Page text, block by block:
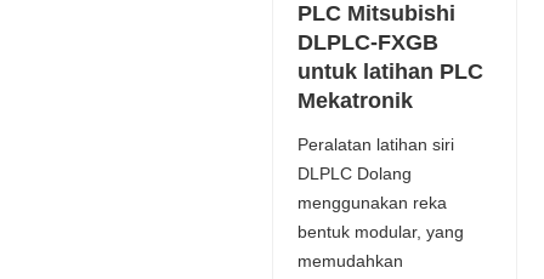
PLC Mitsubishi
DLPLC-FXGB
untuk latihan PLC
Mekatronik
Peralatan latihan siri
DLPLC Dolang
menggunakan reka
bentuk modular, yang
memudahkan